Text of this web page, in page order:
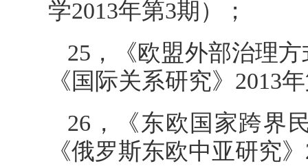
学2013年第3期）；
25，《欧盟外部治理
《国际关系研究》2013
26，《东欧国家跨界
《俄罗斯东欧中亚研究